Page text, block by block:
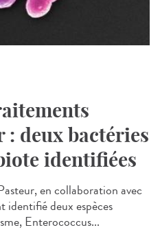
: deux bactéries
identifiées
en collaboration avec
identifié deux espèces
Enterococcus...